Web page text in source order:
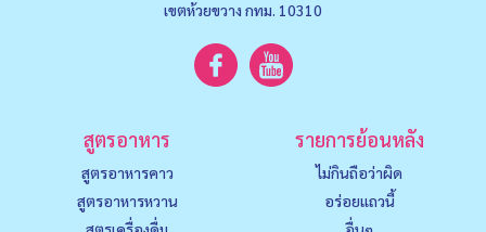
เขตห้วยขวาง กทม. 10310
สูตรอาหาร
สูตรอาหารคาว
สูตรอาหารหวาน
รายการย้อนหลัง
ไม่กินถือว่าผิด
อร่อยแถวนี้